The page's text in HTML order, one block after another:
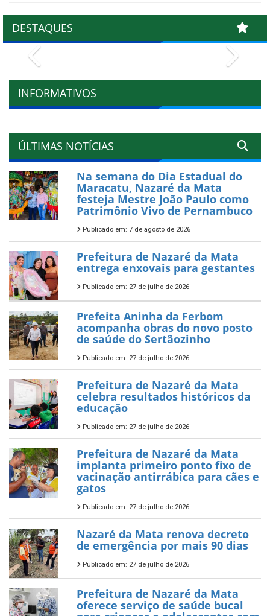
DESTAQUES
INFORMATIVOS
ÚLTIMAS NOTÍCIAS
Na semana do Dia Estadual do
Maracatu, Nazaré da Mata
festeja Mestre João Paulo como
Patrimônio Vivo de Pernambuco
Publicado em: 7 de agosto de 2026
Prefeitura de Nazaré da Mata
entrega enxovais para gestantes
Publicado em: 27 de julho de 2026
Prefeita Aninha da Ferbom
acompanha obras do novo posto
de saúde do Sertãozinho
Publicado em: 27 de julho de 2026
Prefeitura de Nazaré da Mata
celebra resultados históricos da
educação
Publicado em: 27 de julho de 2026
Prefeitura de Nazaré da Mata
implanta primeiro ponto fixo de
vacinação antirrábica para cães e
gatos
Publicado em: 27 de julho de 2026
Nazaré da Mata renova decreto
de emergência por mais 90 dias
Publicado em: 27 de julho de 2026
Prefeitura de Nazaré da Mata
oferece serviço de saúde bucal